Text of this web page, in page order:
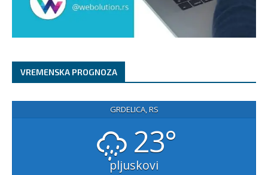
VREMENSKA PROGNOZA
GRDELICA, RS
23°
pljuskovi